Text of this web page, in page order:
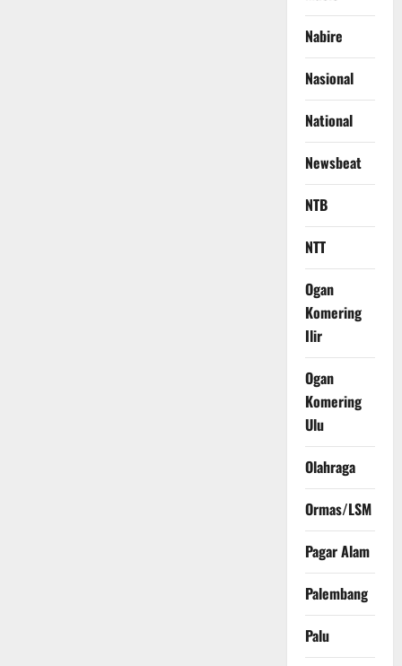
Nabire
Nasional
National
Newsbeat
NTB
NTT
Ogan
Komering
Ilir
Ogan
Komering
Ulu
Olahraga
Ormas/LSM
Pagar Alam
Palembang
Palu